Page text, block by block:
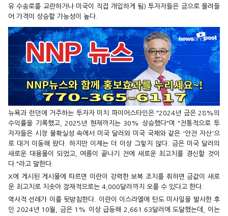
유 수송로를 교란하거나 미국이 직접 개입하게 됨) 투자자들은 금으로 몰려들
어 가격이 상승할 가능성이 높다.
뉴욕과 런던에 거주하는 투자자 미치 파이어스타인은 "2024년 금은 28%의
수익률을 기록했고, 2025년 현재까지는 30% 상승했다"며 "전통적으로 투
자자들은 시장 불확실성 속에서 미국 달러와 미국 국채와 같은 '안전 자산'으
로 대거 이동해 왔다. 하지만 이제는 더 이상 그렇지 않다. 금은 미국 달러의
새로운 대용물이 되었고, 여름이 끝나기 전에 새로운 최고치를 경신할 것이
다."라고 말한다.
X에 게시된 게시물에 따르면 이란이 강력한 보복 조치를 취하면 금값이 새로
운 최고치로 치솟아 잠재적으로는 4,000달러까지 오를 수 있다고 한다.
역사적 선례가 이를 뒷받침한다. 이란이 이스라엘에 탄도 미사일을 발사한 후
인 2024년 10월, 금은 1% 이상 급등해 2,661.63달러에 도달했는데, 이는